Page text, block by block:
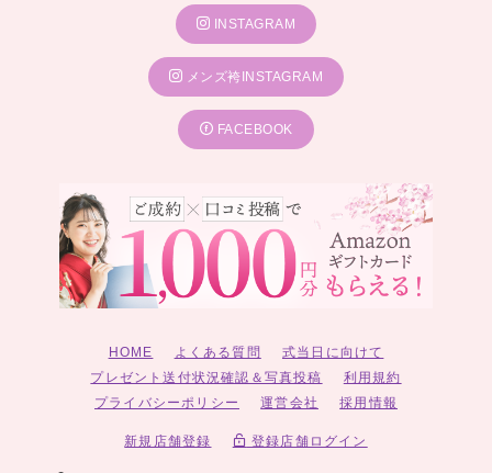
INSTAGRAM
メンズ袴INSTAGRAM
FACEBOOK
HOME よくある質問
式当日に向けて
プレゼント送付状況確認＆写真投稿
利用規約
プライバシーポリシー
運営会社 採用情報
新規店舗登録 登録店舗ログイン